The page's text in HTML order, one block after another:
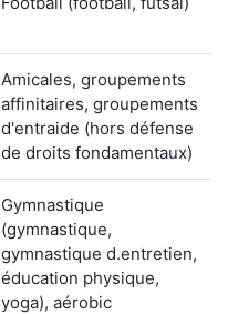
Amicales, groupements
affinitaires, groupements
d'entraide (hors défense
de droits fondamentaux)
Gymnastique
(gymnastique,
gymnastique d.entretien,
éducation physique,
yoga), aérobic